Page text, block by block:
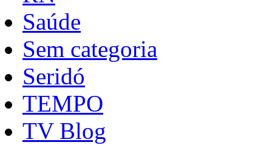
Saúde
Sem categoria
Seridó
TEMPO
TV Blog